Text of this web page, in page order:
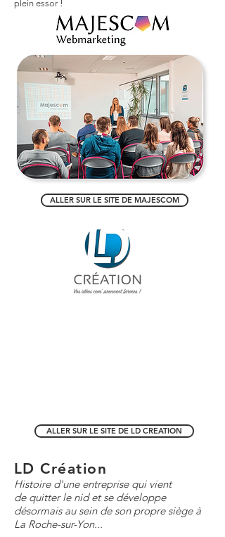
plein essor !
ALLER SUR LE SITE DE MAJESCOM
ALLER SUR LE SITE DE LD CREATION
LD Création
Histoire d'une entreprise qui vient
de quitter le nid et se développe
désormais au sein de son propre siège à
La Roche-sur-Yon...